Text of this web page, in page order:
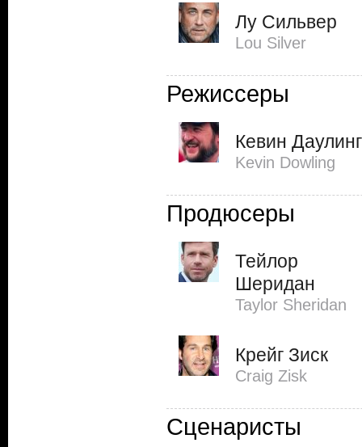
Лу Сильвер
Lou Silver
Режиссеры
Кевин Даулинг
Kevin Dowling
Продюсеры
Тейлор
Шеридан
Taylor Sheridan
Крейг Зиск
Craig Zisk
Сценаристы